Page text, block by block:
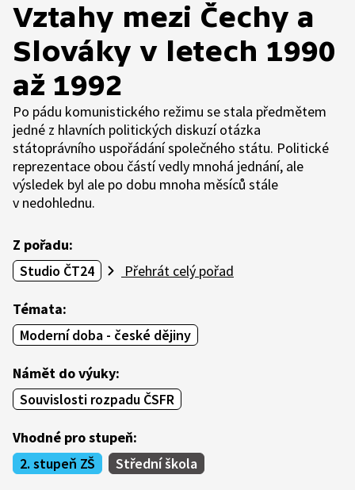
Vztahy mezi Čechy a
Slováky v letech 1990
až 1992
Po pádu komunistického režimu se stala předmětem
jedné z hlavních politických diskuzí otázka
státoprávního uspořádání společného státu. Politické
reprezentace obou částí vedly mnohá jednání, ale
výsledek byl ale po dobu mnoha měsíců stále
v nedohlednu.
Z pořadu:
Studio ČT24
Přehrát celý pořad
Témata:
Moderní doba - české dějiny
Námět do výuky:
Souvislosti rozpadu ČSFR
Vhodné pro stupeň:
2. stupeň ZŠ
Střední škola